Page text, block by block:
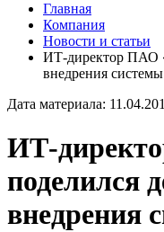
Главная
Компания
Новости и статьи
ИТ-директор ПАО
внедрения
Дата материала:
ИТ-
поделился
внедрения